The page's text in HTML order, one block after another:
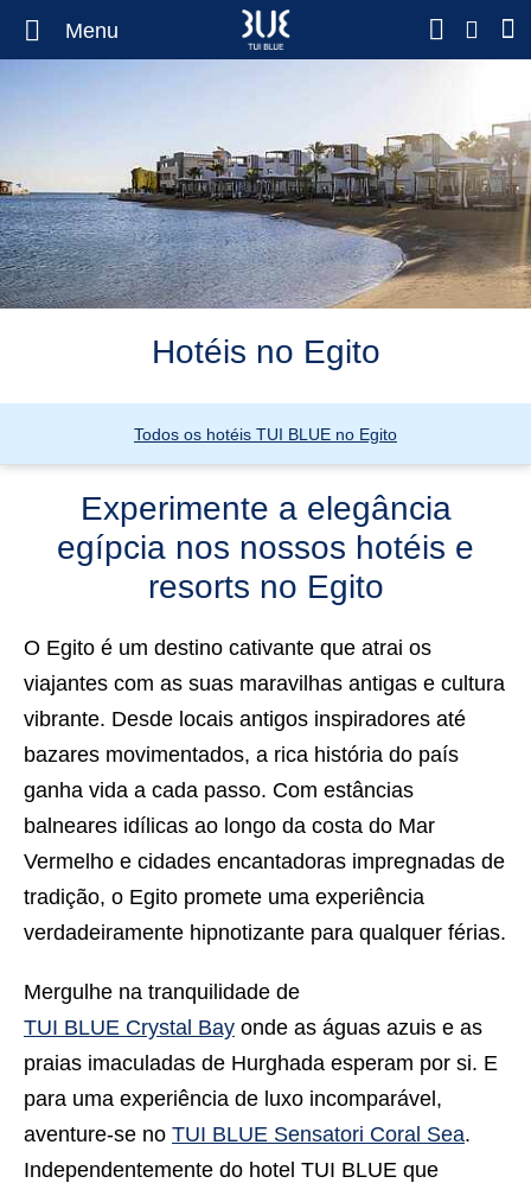
Menu
Hotéis no Egito
Todos os hotéis TUI BLUE no Egito
Experimente a elegância
egípcia nos nossos hotéis e
resorts no Egito
O Egito é um destino cativante que atrai os
viajantes com as suas maravilhas antigas e cultura
vibrante. Desde locais antigos inspiradores até
bazares movimentados, a rica história do país
ganha vida a cada passo. Com estâncias
balneares idílicas ao longo da costa do Mar
Vermelho e cidades encantadoras impregnadas de
tradição, o Egito promete uma experiência
verdadeiramente hipnotizante para qualquer férias.
Mergulhe na tranquilidade de
TUI BLUE Crystal Bay onde as águas azuis e as
praias imaculadas de Hurghada esperam por si. E
para uma experiência de luxo incomparável,
aventure-se no TUI BLUE Sensatori Coral Sea.
Independentemente do hotel TUI BLUE que